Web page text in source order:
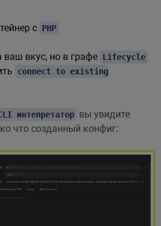
с PHP
ваш вкус, но в графе Lifecycle
connect to existing
интепретатор вы увидите
что созданный конфиг: